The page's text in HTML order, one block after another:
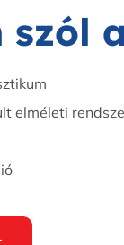
szól
elméleti